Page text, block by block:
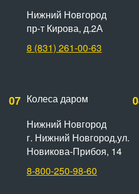
Нижний Новгород
пр-т Кирова, д.2А
8 (831) 261-00-63
07 Колеса даром
Нижний Новгород
г. Нижний Новгород,ул.
Новикова-Прибоя, 14
8-800-250-98-60